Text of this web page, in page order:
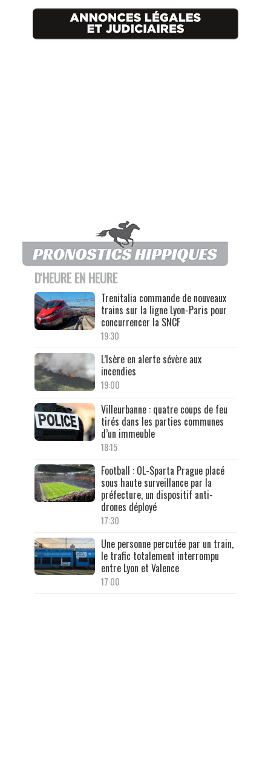
D'HEURE EN HEURE
Trenitalia commande de nouveaux
trains sur la ligne Lyon-Paris pour
concurrencer la SNCF
19:30
L’Isère en alerte sévère aux
incendies
19:00
Villeurbanne : quatre coups de feu
tirés dans les parties communes
d’un immeuble
18:15
Football : OL-Sparta Prague placé
sous haute surveillance par la
préfecture, un dispositif anti-
drones déployé
17:30
Une personne percutée par un train,
le trafic totalement interrompu
entre Lyon et Valence
17:00